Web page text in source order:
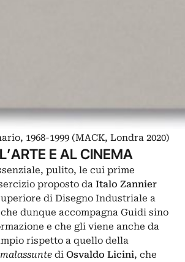
1968-1999 (MACK, Londra 2020)
E AL CINEMA
pulito, le cui prime
proposto da Italo Zannier
di Disegno Industriale a
dunque accompagna Guidi sino
e che gli viene anche da
rispetto a quello della
di Osvaldo Licini, che